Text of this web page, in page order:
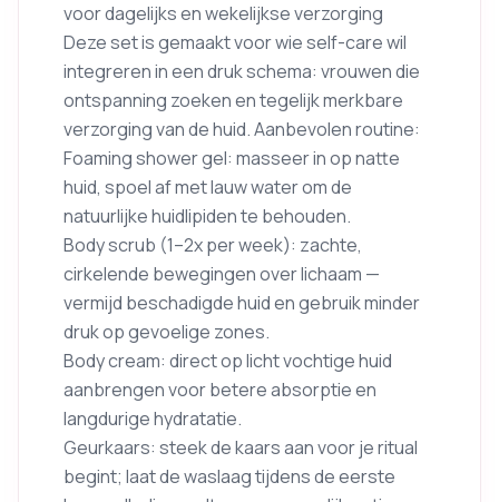
voor dagelijks en wekelijkse verzorging
Deze set is gemaakt voor wie self-care wil
integreren in een druk schema: vrouwen die
ontspanning zoeken en tegelijk merkbare
verzorging van de huid. Aanbevolen routine:
Foaming shower gel: masseer in op natte
huid, spoel af met lauw water om de
natuurlijke huidlipiden te behouden.
Body scrub (1–2x per week): zachte,
cirkelende bewegingen over lichaam —
vermijd beschadigde huid en gebruik minder
druk op gevoelige zones.
Body cream: direct op licht vochtige huid
aanbrengen voor betere absorptie en
langdurige hydratatie.
Geurkaars: steek de kaars aan voor je ritual
begint; laat de waslaag tijdens de eerste